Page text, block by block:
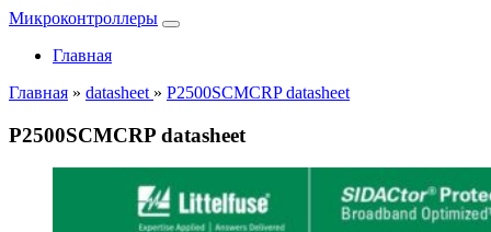
Микроконтроллеры
Главная
Главная » datasheet » P2500SCMCRP datasheet
P2500SCMCRP datasheet